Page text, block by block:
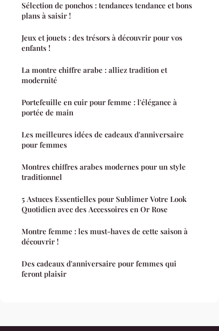
Sélection de ponchos : tendances tendance et bons
plans à saisir !
Jeux et jouets : des trésors à découvrir pour vos
enfants !
La montre chiffre arabe : alliez tradition et
modernité
Portefeuille en cuir pour femme : l'élégance à
portée de main
Les meilleures idées de cadeaux d'anniversaire
pour femmes
Montres chiffres arabes modernes pour un style
traditionnel
5 Astuces Essentielles pour Sublimer Votre Look
Quotidien avec des Accessoires en Or Rose
Montre femme : les must-haves de cette saison à
découvrir !
Des cadeaux d'anniversaire pour femmes qui
feront plaisir